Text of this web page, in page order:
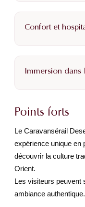
Confort et
Immersion
Points forts
Le Caravansérail
expérience unique en
découvrir la culture
Orient.
Les visiteurs peuvent
ambiance authentique.